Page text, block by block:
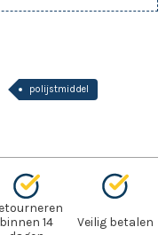
polijstmiddel
binnen 14
Veilig betalen